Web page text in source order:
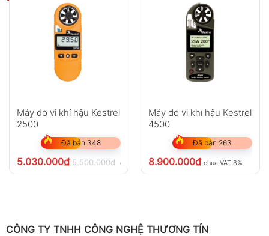
Máy đo vi khí hậu Kestrel
2500
Đã bán 348
5.030.000₫ 5.500.000₫ chưa VAT 8%
Máy đo vi khí hậu Kestrel
4500
Đã bán 263
8.900.000₫ chưa VAT 8%
CÔNG TY TNHH CÔNG NGHỆ THƯƠNG TÍN